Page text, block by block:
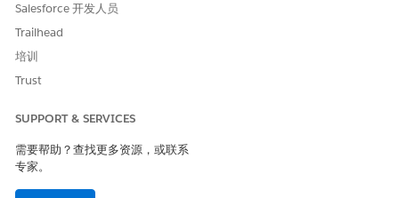
Salesforce 开发人员
Trailhead
培训
Trust
SUPPORT & SERVICES
需要帮助？查找更多资源，或联系
专家。